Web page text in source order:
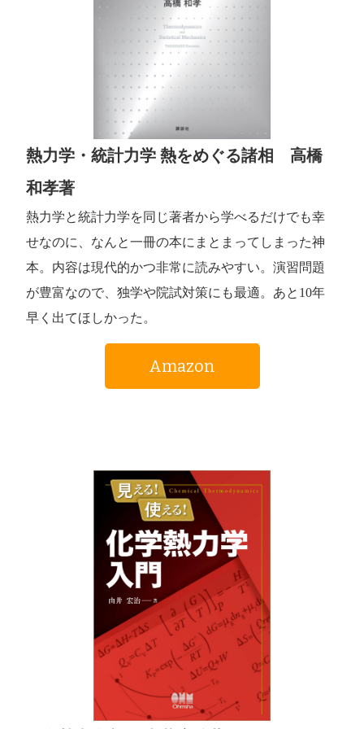
熱力学・統計力学 熱をめぐる諸相 高橋
和孝著
熱力学と統計力学を同じ著者から学べるだけでも幸
せなのに、なんと一冊の本にまとまってしまった神
本。内容は現代的かつ非常に読みやすい。演習問題
が豊富なので、独学や院試対策にも最適。あと10年
早く出てほしかった。
Amazon